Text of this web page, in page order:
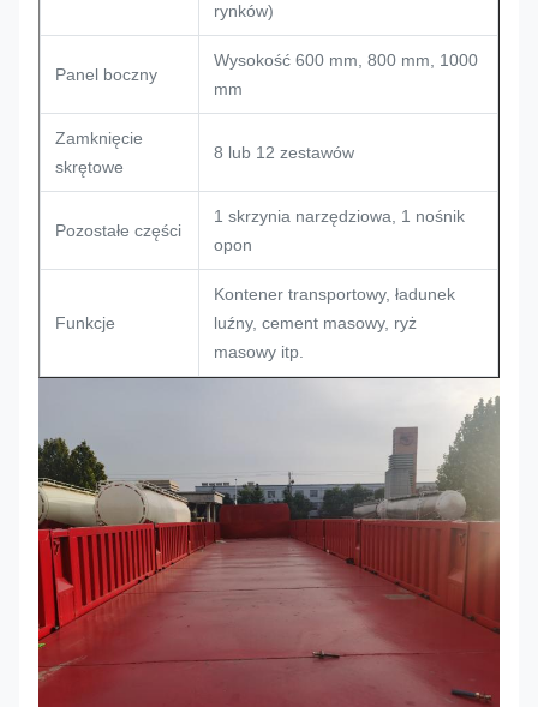
rynków)
Panel boczny
Wysokość 600 mm, 800 mm, 1000
mm
Zamknięcie
skrętowe
8 lub 12 zestawów
Pozostałe części
1 skrzynia narzędziowa, 1 nośnik
opon
Funkcje
Kontener transportowy, ładunek
luźny, cement masowy, ryż
masowy itp.